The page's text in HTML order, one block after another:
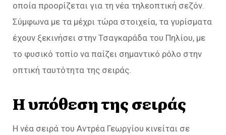
οποία προορίζεται για τη νέα τηλεοπτική σεζόν.
Σύμφωνα με τα μέχρι τώρα στοιχεία, τα γυρίσματα
έχουν ξεκινήσει στην Τσαγκαράδα του Πηλίου, με
το φυσικό τοπίο να παίζει σημαντικό ρόλο στην
οπτική ταυτότητα της σειράς.
Η υπόθεση της σειράς
Η νέα σειρά του Αντρέα Γεωργίου κινείται σε